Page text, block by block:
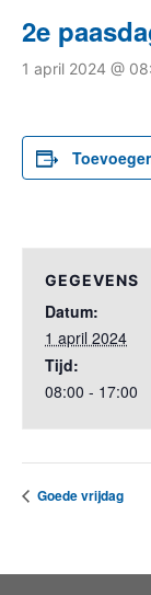
2e
1 april 2024 @
GEGEVENS
Datum:
1 april 2024
Tijd:
08:00 - 17:00
Goede vrijdag